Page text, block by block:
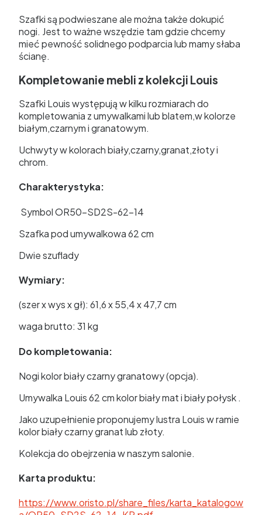
Szafki są podwieszane ale można także dokupić
nogi. Jest to ważne wszędzie tam gdzie chcemy
mieć pewność solidnego podparcia lub mamy słaba
ścianę.
Kompletowanie mebli z kolekcji Louis
Szafki Louis występują w kilku rozmiarach do
kompletowania z umywalkami lub blatem,w kolorze
białym,czarnym i granatowym.
Uchwyty w kolorach biały,czarny,granat,złoty i
chrom.
Charakterystyka:
Symbol OR50-SD2S-62-14
Szafka pod umywalkowa 62 cm
Dwie szuflady
Wymiary:
(szer x wys x gł): 61,6 x 55,4 x 47,7 cm
waga brutto: 31 kg
Do kompletowania:
Nogi kolor biały czarny granatowy (opcja).
Umywalka Louis 62 cm kolor biały mat i biały połysk .
Jako uzupełnienie proponujemy lustra Louis w ramie
kolor biały czarny granat lub złoty.
Kolekcja do obejrzenia w naszym salonie.
Karta produktu:
https://www.oristo.pl/share_files/karta_katalogow